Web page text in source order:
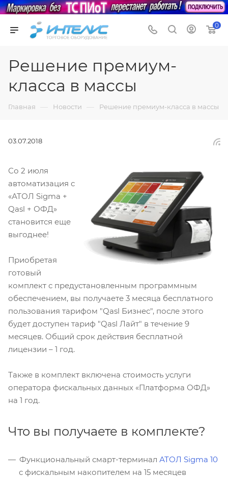
0
Решение премиум-
класса в массы
Главная — Новости — Решение премиум-класса в массы
03.07.2018
Со 2 июля
автоматизация с
«АТОЛ Sigma +
Qasl + ОФД»
становится еще
выгоднее!
Приобретая
готовый
комплект с предустановленным программным
обеспечением, вы получаете 3 месяца бесплатного
пользования тарифом "Qasl Бизнес", после этого
будет доступен тариф "Qasl Лайт" в течение 9
месяцев. Общий срок действия бесплатной
лицензии – 1 год.
Также в комплект включена стоимость услуги
оператора фискальных данных «Платформа ОФД»
на 1 год.
Что вы получаете в комплекте?
Функциональный смарт-терминал АТОЛ Sigma 10
с фискальным накопителем на 15 месяцев